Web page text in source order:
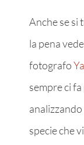
Anche se si
la pena
fotografo
sempre ci
specie che